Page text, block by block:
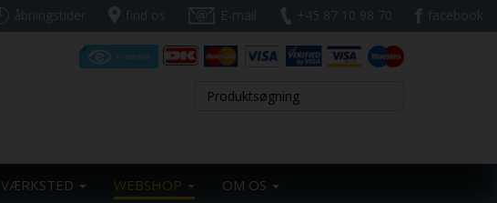
åbningstider find os E-mail +45 87 10 98 70 facebook
VÆRKSTED WEBSHOP OM OS